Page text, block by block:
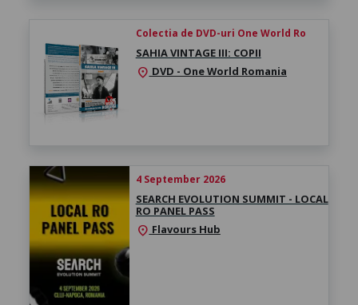
Colectia de DVD-uri One World Ro
SAHIA VINTAGE III: COPII
location_on DVD - One World Romania
4 September 2026
SEARCH EVOLUTION SUMMIT - LOCAL
RO PANEL PASS
location_on Flavours Hub